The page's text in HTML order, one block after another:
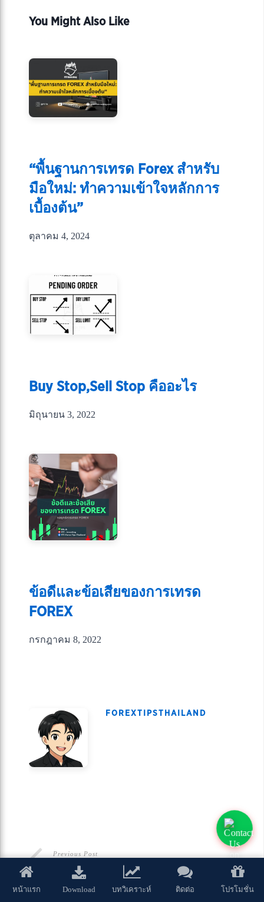
You Might Also Like
“พื้นฐานการเทรด Forex สำหรับ
มือใหม่: ทำความเข้าใจหลักการ
เบื้องต้น”
ตุลาคม 4, 2024
Buy Stop,Sell Stop คืออะไร
มิถุนายน 3, 2022
ข้อดีและข้อเสียของการเทรด
FOREX
กรกฎาคม 8, 2022
FOREXTIPSTHAILAND
Previous Post
5 เทคนิคในการวางแผนระดับราคาแนวรับและแนว
หน้าแรก Download บทวิเคราะห์ ติดต่อ โปรโมชั่น